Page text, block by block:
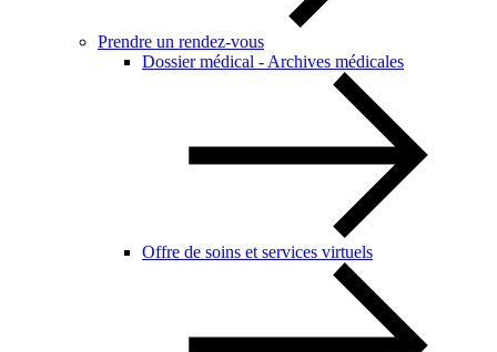
Prendre un rendez-vous
Dossier médical - Archives médicales
Offre de soins et services virtuels